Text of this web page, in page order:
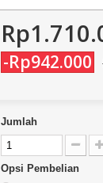
-Rp942.000
Jumlah
Opsi Pembelian